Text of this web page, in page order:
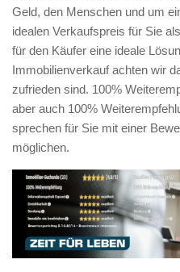
Geld, den Menschen und um
idealen Verkaufspreis für Sie
für den Käufer eine ideale
Immobilienverkauf achten wir
zufrieden sind. 100%
aber auch 100%
sprechen für Sie mit einer
möglichen.